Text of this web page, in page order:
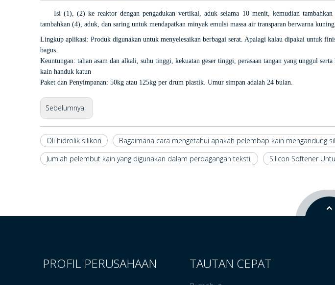
Isi (1), (2) ke reaktor dengan pengadukan vertikal, aduk selama 10 menit, kemudian
tambahkan (4), aduk, dan saring untuk mendapatkan minyak emulsi massa air transparan berwarna
Lingkup aplikasi: Produk digunakan untuk menyelesaikan berbagai serat. Apalagi kalau dipakai untuk
bagus.
Keuntungan: tahan asam dan alkali, suhu tinggi, kekuatan geser tinggi, perasaan tangan yang unggul
kain handuk katun
Paket dan Penyimpanan: 50kg atau 125kg per drum plastik. Umur simpan adalah 24 bulan.
Sebelumnya:
Oli hidrolik silikon Bagaimana cara mengetahui apakah pelembap kain mengandung
Jumlah pelembut kain yang digunakan dalam perdagangan tekstil
Silicon Softener
PROFIL PERUSAHAAN TAUTAN CEPAT